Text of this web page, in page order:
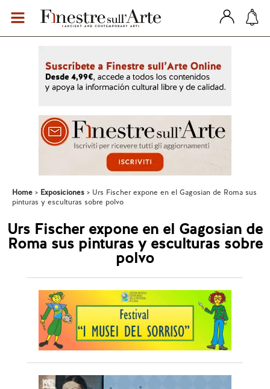
Home Exposiciones
Urs Fischer expone en el Gagosian de Roma sus
pinturas y esculturas sobre polvo
Urs Fischer expone en el Gagosian de
Roma sus pinturas y esculturas sobre
polvo